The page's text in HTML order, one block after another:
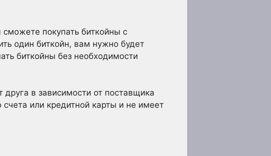
покупать биткойны с
один биткойн, вам нужно будет
биткойны без необходимости
друга в зависимости от поставщика
или кредитной карты и не имеет